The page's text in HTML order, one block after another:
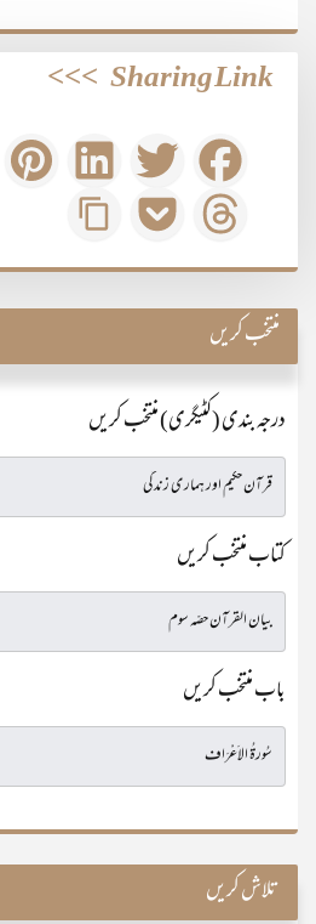
Sharing Link
>>>
منتخب کریں
درجہ بندی (کٹیگری) منتخب کریں
کتاب منتخب کریں
باب منتخب کریں
تلاش کریں